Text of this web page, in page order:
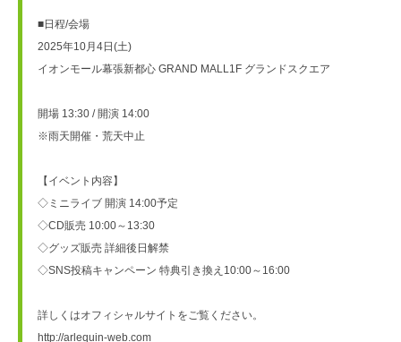
■日程/会場
2025年10月4日(土)
イオンモール幕張新都心 GRAND MALL1F グランドスクエア
開場 13:30 / 開演 14:00
※雨天開催・荒天中止
【イベント内容】
◇ミニライブ 開演 14:00予定
◇CD販売 10:00～13:30
◇グッズ販売 詳細後日解禁
◇SNS投稿キャンペーン 特典引き換え10:00～16:00
詳しくはオフィシャルサイトをご覧ください。
http://arlequin-web.com